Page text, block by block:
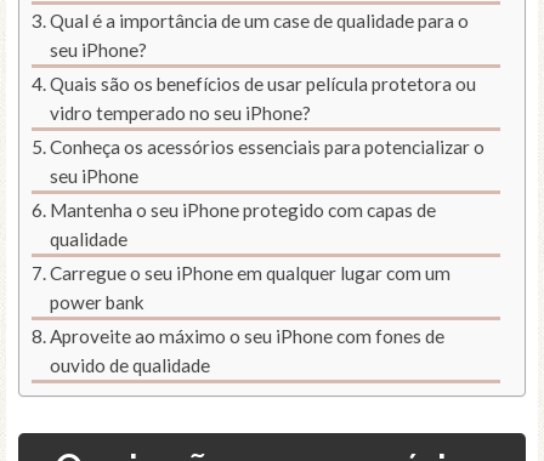
Qual é a importância de um case de qualidade para o
seu iPhone?
Quais são os benefícios de usar película protetora ou
vidro temperado no seu iPhone?
Conheça os acessórios essenciais para potencializar o
seu iPhone
Mantenha o seu iPhone protegido com capas de
qualidade
Carregue o seu iPhone em qualquer lugar com um
power bank
Aproveite ao máximo o seu iPhone com fones de
ouvido de qualidade